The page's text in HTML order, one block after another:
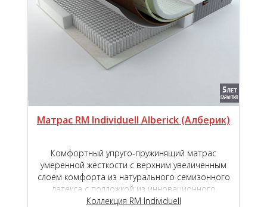
Матрас RM Individuell Alberick (Aлберик)
Комфортный упруго-пружинящий матрас
умеренной жёсткости с верхним увеличенным
слоем комфорта из натурального семизонного
латекса с подложкой из инновационного
наполнителя TIGER touch ®.
Коллекция RM Individuell